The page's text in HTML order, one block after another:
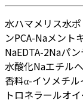
水ハマメリス水
ンPCA-Naメント
NaEDTA-2Naパ
水酸化Naエチル
香料α-イソメチル
トロネラールオ